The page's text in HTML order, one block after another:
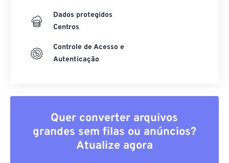
Dados protegidos
Centros
Controle de Acesso e
Autenticação
Quer converter arquivos
grandes sem filas ou anúncios?
Atualize agora